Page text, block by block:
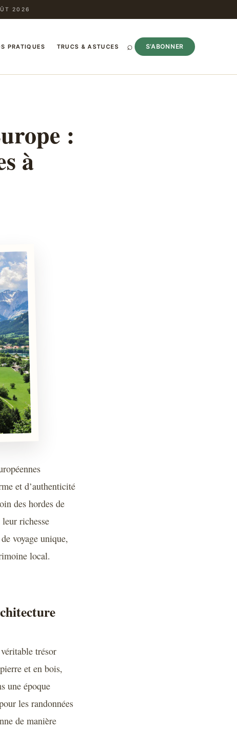
2026
PRATIQUES TRUCS & ASTUCES ⌕ S’ABONNER
:
à
et d’authenticité
des hordes de
richesse
voyage unique,
local.
trésor
et en bois,
une époque
les randonnées
de manière